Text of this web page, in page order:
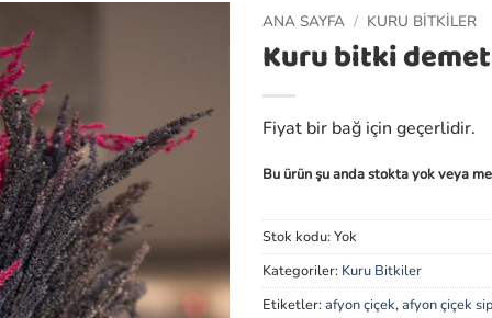
ANA SAYFA / KURU BITKILER
Kuru bitki
Fiyat bir bağ için geçerlidir.
Bu ürün şu anda stokta yok veya
Stok kodu:Yok
Kategoriler: Kuru Bitkiler
Etiketler:afyon çiçek,afyon çiçek